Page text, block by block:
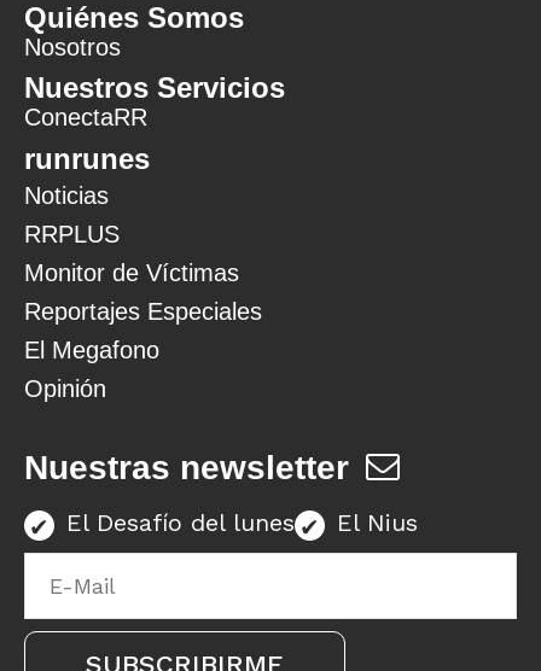
Quiénes Somos
Nosotros
Nuestros Servicios
ConectaRR
runrunes
Noticias
RRPLUS
Monitor de Víctimas
Reportajes Especiales
El Megafono
Opinión
Nuestras newsletter
El Desafío del lunes El Nius